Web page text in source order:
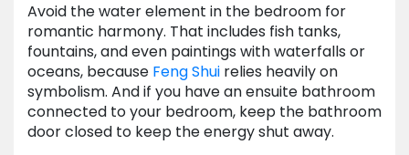
Avoid the water element in the bedroom for
romantic harmony. That includes fish tanks,
fountains, and even paintings with waterfalls or
oceans, because Feng Shui relies heavily on
symbolism. And if you have an ensuite bathroom
connected to your bedroom, keep the bathroom
door closed to keep the energy shut away.